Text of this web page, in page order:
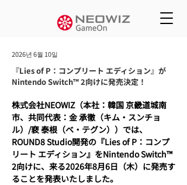
2026년 6월 10일
『Lies of P：コンプリート エディション』が
Nintendo Switch™ 2向けに発売決定！
株式会社NEOWIZ（本社：韓国 京畿道城南
市、共同代表：金 承徹（キム・スンチョ
ル）/裵 泰根（ベ・テグン））では、
ROUND8 Studio開発の『Lies of P：コンプ
リート エディション』をNintendo Switch™
2向けに、来る2026年8月6日（木）に発売す
ることを発表いたしました。